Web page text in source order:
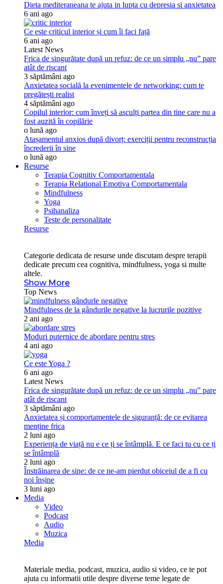
Dieta mediteraneana te ajuta in lupta cu depresia si anxietatea
6 ani ago
Ce este criticul interior și cum îi faci față
6 ani ago
Latest News
Frica de singurătate după un refuz: de ce un simplu „nu” pare
atât de riscant
3 săptămâni ago
Anxietatea socială la evenimentele de networking: cum te
pregătești realist
4 săptămâni ago
Copilul interior: cum înveți să asculți partea din tine care nu a
fost auzită în copilărie
o lună ago
Atașamentul anxios după divorț: exerciții pentru reconstrucția
încrederii în sine
o lună ago
Resurse
Terapia Cognitiv Comportamentala
Terapia Relational Emotiva Comportamentala
Mindfulness
Yoga
Psihanaliza
Teste de personalitate
Resurse
Categorie dedicata de resurse unde discutam despre terapii
dedicate precum cea cognitiva, mindfulness, yoga si multe
altele.
Show More
Top News
Mindfulness de la gândurile negative la lucrurile pozitive
2 ani ago
Moduri puternice de abordare pentru stres
4 ani ago
Ce este Yoga ?
6 ani ago
Latest News
Frica de singurătate după un refuz: de ce un simplu „nu” pare
atât de riscant
3 săptămâni ago
Anxietatea și comportamentele de siguranță: de ce evitarea
menține frica
2 luni ago
Experiența de viață nu e ce ți se întâmplă. E ce faci tu cu ce ți
se întâmplă
2 luni ago
Înstrăinarea de sine: de ce ne-am pierdut obiceiul de a fi cu
noi înșine
3 luni ago
Media
Video
Podcast
Audio
Muzica
Media
Materiale media, podcast, muzica, audio si video, ce te pot
ajuta cu informatii utile despre diverse teme legate de